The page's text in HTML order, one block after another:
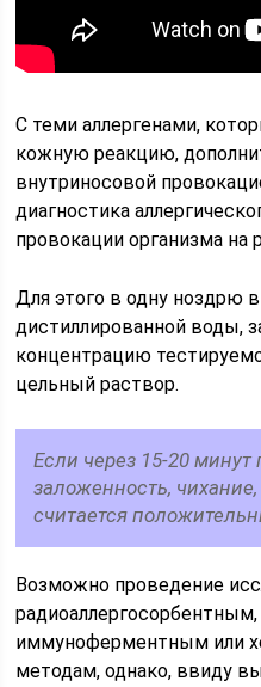
С теми аллергенами,
кожную реакцию,
внутриносовой
диагностика
провокации организма на
Для этого в одну ноздрю
дистиллированной воды,
концентрацию
цельный раствор.
Если через 15-20
заложенность,
считается
Возможно проведение
иммуноферментным или
методам, однако, ввиду